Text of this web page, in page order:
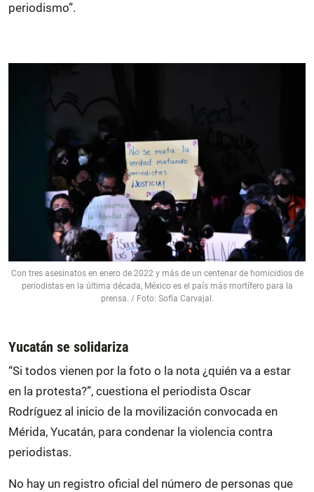
periodismo”.
Con tres asesinatos en enero de 2022 y más de un centenar de homicidios de
periodistas en la última década, México es el país más mortífero para la
prensa. / Foto: Sofía Carvajal.
Yucatán se solidariza
“Si todos vienen por la foto o la nota ¿quién va a estar
en la protesta?”, cuestiona el periodista Oscar
Rodríguez al inicio de la movilización convocada en
Mérida, Yucatán, para condenar la violencia contra
periodistas.
No hay un registro oficial del número de personas que